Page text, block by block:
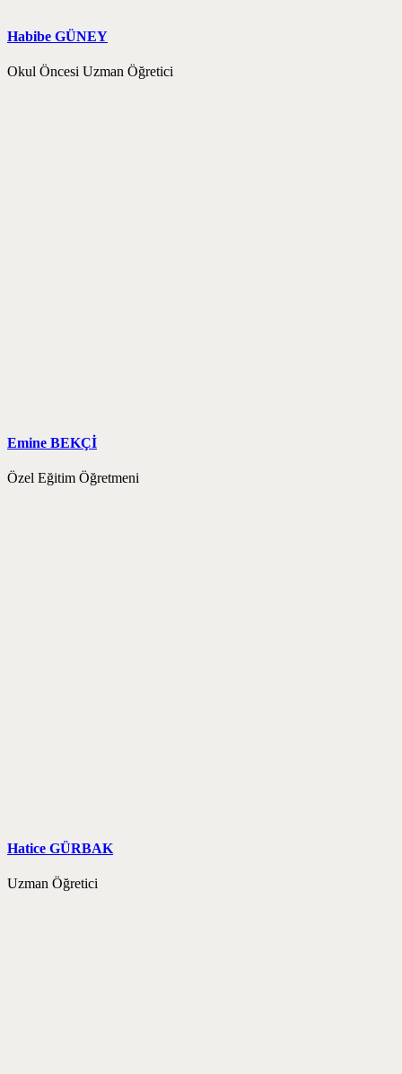
Habibe GÜNEY
Okul Öncesi Uzman Öğretici
Emine BEKÇİ
Özel Eğitim Öğretmeni
Hatice GÜRBAK
Uzman Öğretici